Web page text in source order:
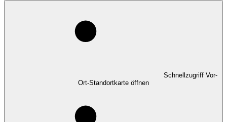
Schnellzugriff Vor-
Ort-Standortkarte öffnen